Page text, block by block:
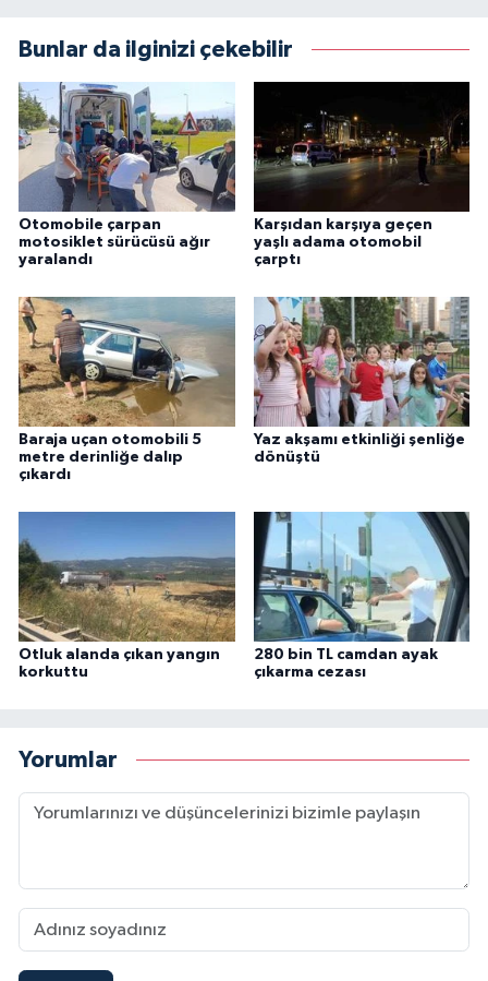
Bunlar da ilginizi çekebilir
Otomobile çarpan
motosiklet sürücüsü ağır
yaralandı
Karşıdan karşıya geçen
yaşlı adama otomobil
çarptı
Baraja uçan otomobili 5
metre derinliğe dalıp
çıkardı
Yaz akşamı etkinliği şenliğe
dönüştü
Otluk alanda çıkan yangın
korkuttu
280 bin TL camdan ayak
çıkarma cezası
Yorumlar